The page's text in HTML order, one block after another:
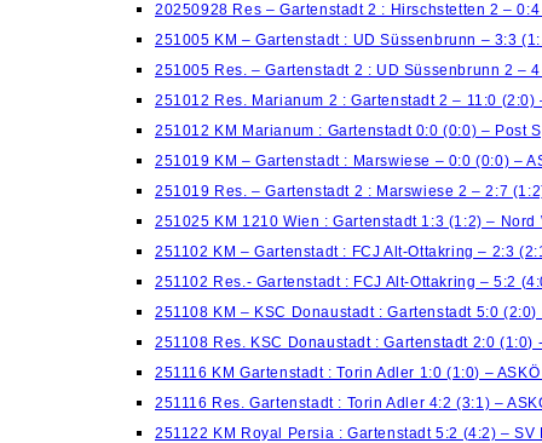
20250928 Res – Gartenstadt 2 : Hirschstetten 2 – 0:4
251005 KM – Gartenstadt : UD Süssenbrunn – 3:3
251005 Res. – Gartenstadt 2 : UD Süssenbrunn 2 –
251012 Res. Marianum 2 : Gartenstadt 2 – 11:0 (2:0)
251012 KM Marianum : Gartenstadt 0:0 (0:0) – Post
251019 KM – Gartenstadt : Marswiese – 0:0 (0:0) –
251019 Res. – Gartenstadt 2 : Marswiese 2 – 2:7
251025 KM 1210 Wien : Gartenstadt 1:3 (1:2) – Nord
251102 KM – Gartenstadt : FCJ Alt-Ottakring – 2:3
251102 Res.- Gartenstadt : FCJ Alt-Ottakring – 5:2
251108 KM – KSC Donaustadt : Gartenstadt 5:0
251108 Res. KSC Donaustadt : Gartenstadt 2:0 (1:0)
251116 KM Gartenstadt : Torin Adler 1:0 (1:0) –
251116 Res. Gartenstadt : Torin Adler 4:2 (3:1) –
251122 KM Royal Persia : Gartenstadt 5:2 (4:2) – SV